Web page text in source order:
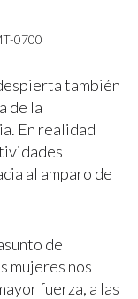
0700
también
de la
En realidad
al amparo de
de
mujeres nos
fuerza, a las